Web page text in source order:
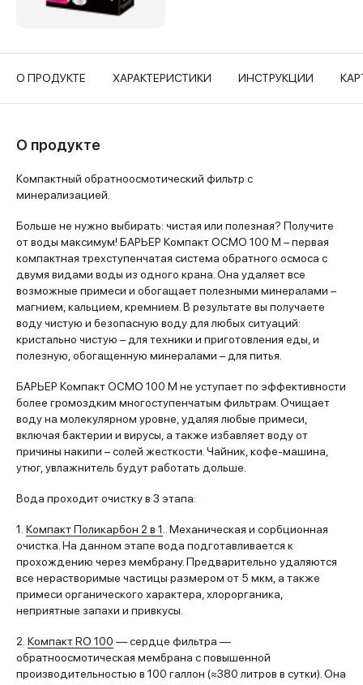
О ПРОДУКТЕ ХАРАКТЕРИСТИКИ ИНСТРУКЦИИ
О продукте
Компактный обратноосмотический фильтр с
минерализацией.
Больше не нужно выбирать: чистая или полезная? Получите
от воды максимум! БАРЬЕР Компакт ОСМО 100 M – первая
компактная трехступенчатая система обратного осмоса с
двумя видами воды из одного крана. Она удаляет все
возможные примеси и обогащает полезными минералами –
магнием, кальцием, кремнием. В результате вы получаете
воду чистую и безопасную воду для любых ситуаций:
кристально чистую – для техники и приготовления еды, и
полезную, обогащенную минералами – для питья.
БАРЬЕР Компакт ОСМО 100 M не уступает по эффективности
более громоздким многоступенчатым фильтрам. Очищает
воду на молекулярном уровне, удаляя любые примеси,
включая бактерии и вирусы, а также избавляет воду от
причины накипи – солей жесткости. Чайник, кофе-машина,
утюг, увлажнитель будут работать дольше.
Вода проходит очистку в 3 этапа:
1. Компакт Поликарбон 2 в 1
.. Механическая и сорбционная
очистка. На данном этапе вода подготавливается к
прохождению через мембрану. Предварительно удаляются
все нерастворимые частицы размером от 5 мкм, а также
примеси органического характера, хлорорганика,
неприятные запахи и привкусы.
2. Компакт RO 100 — сердце фильтра —
обратноосмотическая мембрана с повышенной
производительностью в 100 галлон (≈380 литров в сутки). Она